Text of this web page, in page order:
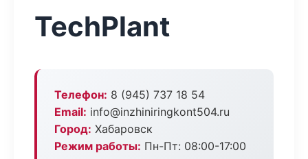
TechPlant
Телефон: 8 (945) 737 18 54
Email: info@inzhiniringkont504.ru
Город: Хабаровск
Режим работы: Пн-Пт: 08:00-17:00